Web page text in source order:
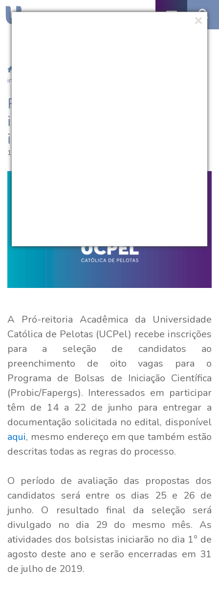
inscrições
Programa de bolsas de
iniciação científica recebe
inscrições
15.06.2018 | 15:59
A Pró-reitoria Acadêmica da Universidade
Católica de Pelotas (UCPel) recebe inscrições
para a seleção de candidatos ao
preenchimento de oito vagas para o
Programa de Bolsas de Iniciação Científica
(Probic/Fapergs). Interessados em participar
têm de 14 a 22 de junho para entregar a
documentação solicitada no edital, disponível
aqui, mesmo endereço em que também estão
descritas todas as regras do processo.
O período de avaliação das propostas dos
candidatos será entre os dias 25 e 26 de
junho. O resultado final da seleção será
divulgado no dia 29 do mesmo mês. As
atividades dos bolsistas iniciarão no dia 1° de
agosto deste ano e serão encerradas em 31
de julho de 2019.